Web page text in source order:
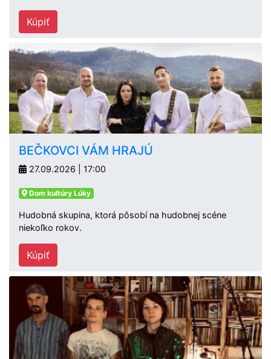
Kúpiť
BEČKOVCI VÁM HRAJÚ
27.09.2026 | 17:00
Dom kultúry Lúky
Hudobná skupina, ktorá pôsobí na hudobnej scéne
niekoľko rokov.
Kúpiť